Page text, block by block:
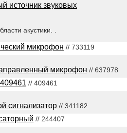
источник звуковых
акустики. .
микрофон // 733119
микрофон // 637978
// 409461
сигнализатор // 341182
// 244407